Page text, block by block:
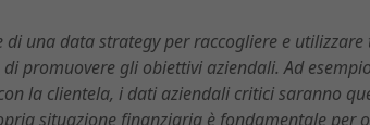
di una data strategy per raccogliere e
promuovere gli obiettivi aziendali. Ad
la clientela, i dati aziendali critici saranno
situazione finanziaria è fondamentale per